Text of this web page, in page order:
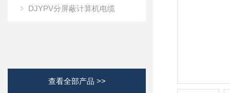
DJYPV分屏蔽计算机电缆
查看全部产品 >>